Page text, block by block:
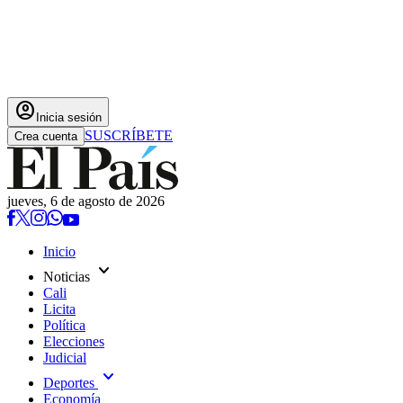
account_circle Inicia sesión
Crea cuenta SUSCRÍBETE
jueves, 6 de agosto de 2026
Inicio
Noticias expand_more
Cali
Licita
Política
Elecciones
Judicial
Deportes expand_more
Economía